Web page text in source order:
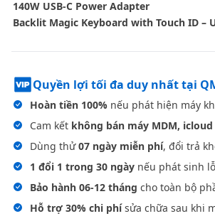
140W USB-C Power Adapter
Backlit Magic Keyboard with Touch ID –
Quyền lợi tối đa duy nhất tại
Hoàn tiền 100% nếu phát hiện máy
Cam kết không bán máy MDM, icloud
Dùng thử07 ngày miễn phí, đổi trả
1 đổi 1 trong 30 ngày nếu phát sinh
Bảo hành 06-12 tháng cho toàn bộ
Hỗ trợ 30% chi phísửa chữa sau khi